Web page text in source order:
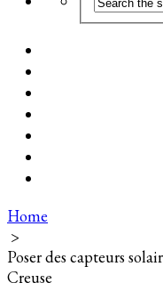
Home
>
Poser des capteurs
Creuse